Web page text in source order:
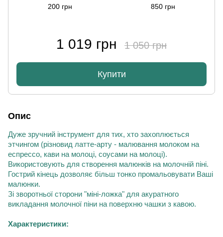
200 грн 850 грн
1 019 грн 1 050 грн
Купити
Опис
Дуже зручний інструмент для тих, хто захоплюється
этчингом (різновид латте-арту - малювання молоком на
еспрессо, кави на молоці, соусами на молоці).
Використовують для створення малюнків на молочній піні.
Гострий кінець дозволяє більш тонко промальовувати Ваші
малюнки.
Зі зворотньої сторони "міні-ложка" для акуратного
викладання молочної піни на поверхню чашки з кавою.
Характеристики: